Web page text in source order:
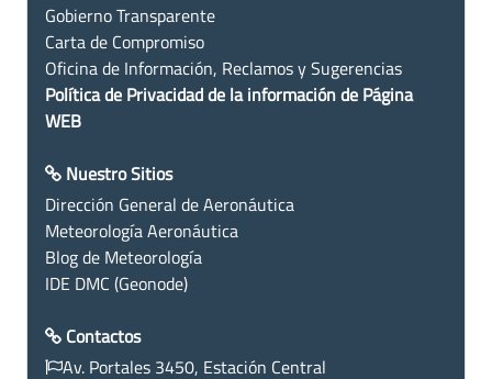
Gobierno Transparente
Carta de Compromiso
Oficina de Información, Reclamos y Sugerencias
Política de Privacidad de la información de Página
WEB
Nuestro Sitios
Dirección General de Aeronáutica
Meteorología Aeronáutica
Blog de Meteorología
IDE DMC (Geonode)
Contactos
Av. Portales 3450, Estación Central